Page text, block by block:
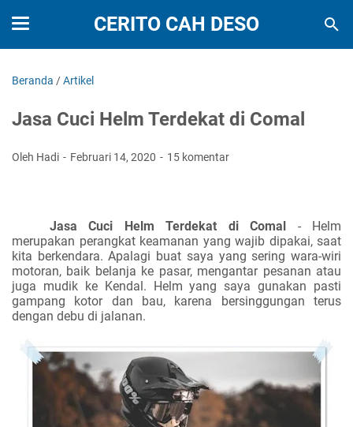
CERITO CAH DESO
Beranda /Artikel
Jasa Cuci Helm Terdekat di Comal
Oleh Hadi Februari 14, 2020 15 komentar
Jasa Cuci Helm Terdekat di Comal - Helm
merupakan perangkat keamanan yang wajib dipakai, saat
kita berkendara. Apalagi buat saya yang sering wara-wiri
motoran, baik belanja ke pasar, mengantar pesanan atau
juga mudik ke Kendal. Helm yang saya gunakan pasti
gampang kotor dan bau, karena bersinggungan terus
dengan debu di jalanan.